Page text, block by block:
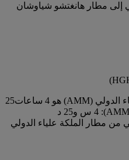
المحلي إلى مطار هانغتشو شياوشان
وقت الانتظار في مطار الملكة علياء الدولي (AMM) هو 4 ساعات25
المحلي من مطار الملكة علياء الدولي